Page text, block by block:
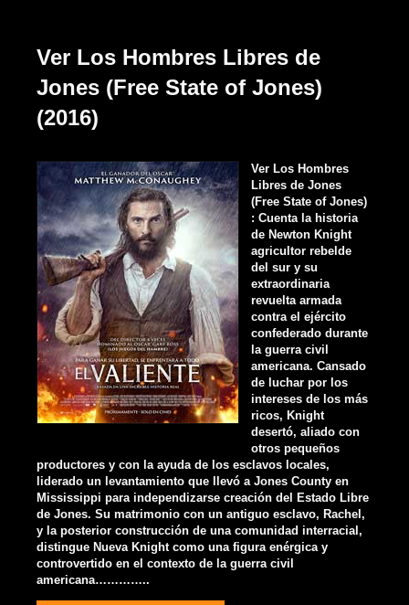
Ver Los Hombres Libres de
Jones (Free State of Jones)
(2016)
Ver Los Hombres
Libres de Jones
(Free State of Jones)
: Cuenta la historia
de Newton Knight
agricultor rebelde
del sur y su
extraordinaria
revuelta armada
contra el ejército
confederado durante
la guerra civil
americana. Cansado
de luchar por los
intereses de los más
ricos, Knight
desertó, aliado con
otros pequeños
productores y con la ayuda de los esclavos locales,
liderado un levantamiento que llevó a Jones County en
Mississippi para independizarse creación del Estado Libre
de Jones. Su matrimonio con un antiguo esclavo, Rachel,
y la posterior construcción de una comunidad interracial,
distingue Nueva Knight como una figura enérgica y
controvertido en el contexto de la guerra civil
americana…………..